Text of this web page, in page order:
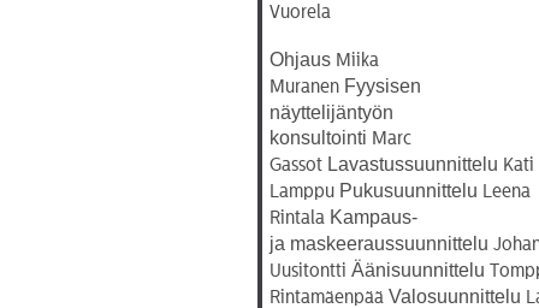
Vuorela
OhjausMiika
Muranen Fyysisen
näyttelijäntyön
konsultointi Marc
Gassot Lavastussuunnittelu Kati
Lamppu Pukusuunnittelu Leena
Rintala Kampaus-
ja maskeeraussuunnittelu
Uusitontti Äänisuunnittelu
Rintamäenpää Valosuunnittelu